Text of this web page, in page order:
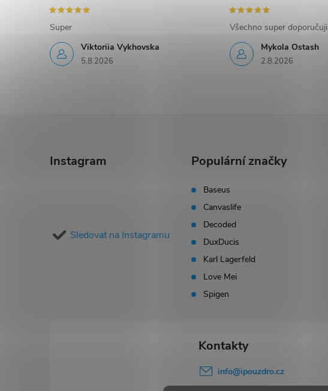
Viktoriia Vykhovska
5.8.2026
Super
Mykola Ostash
2.8.2026
Všechno super doporučuji
Instagram
Sledovat na Instagramu
Populární značky
Baseus
Canvaslife
Decoded
DuxDucis
Karl Lagerfeld
Love Mei
Spigen
info@ipouzdro.cz